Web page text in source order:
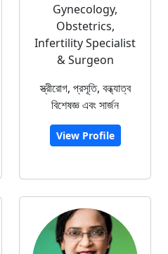
Gynecology,
Obstetrics,
Infertility Specialist
& Surgeon
স্ত্রীরোগ, প্রসূতি, বন্ধ্যাত্ব
বিশেষজ্ঞ এবং সার্জন
View Profile